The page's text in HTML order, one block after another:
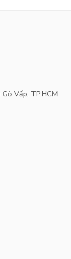
Vấp, TP.HCM